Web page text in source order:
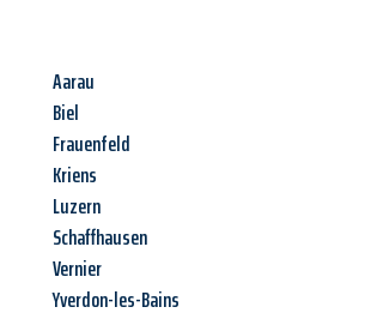
Aarau
Biel
Frauenfeld
Kriens
Luzern
Schaffhausen
Vernier
Yverdon-les-Bains